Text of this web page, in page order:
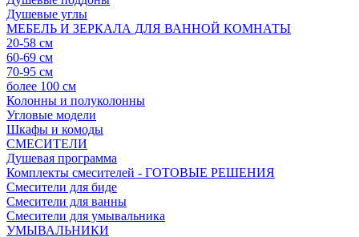
Душевые углы
МЕБЕЛЬ И ЗЕРКАЛА ДЛЯ ВАННОЙ КОМНАТЫ
20-58 см
60-69 см
70-95 см
более 100 см
Колонны и полуколонны
Угловые модели
Шкафы и комоды
СМЕСИТЕЛИ
Душевая программа
Комплекты смесителей - ГОТОВЫЕ РЕШЕНИЯ
Смесители для биде
Смесители для ванны
Смесители для умывальника
УМЫВАЛЬНИКИ